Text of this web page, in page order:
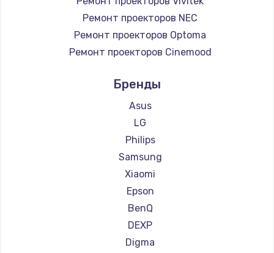
Ремонт проекторов NEC
Ремонт проекторов Optoma
Ремонт проекторов Cinemood
Ремонт проекторов Barco
Ремонт проекторов Xgimi
Ремонт проекторов Canon
Ремонт проекторов JVC
Ремонт проекторов Casio
Ремонт проекторов Hiper
Ремонт проекторов HITACHI
Ремонт проекторов Panasonic
Ремонт проекторов Hisense
Бренды
Asus
LG
Philips
Samsung
Xiaomi
Epson
BenQ
DEXP
Digma